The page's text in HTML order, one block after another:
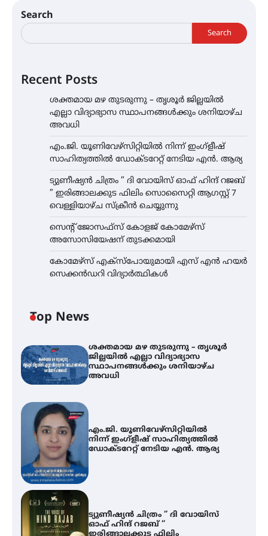
Search
Search
Recent Posts
ശക്തമായ മഴ തുടരുന്നു – തൃശൂർ ജില്ലയിൽ
എല്ലാ വിദ്യാഭ്യാസ സ്ഥാപനങ്ങൾക്കും ശനിയാഴ്ച
അവധി
എം.ജി. യൂണിവേഴ്‌സിറ്റിയിൽ നിന്ന് ഇംഗ്ളീഷ്
സാഹിത്യത്തിൽ ഡോക്ടറേറ്റ് നേടിയ എൻ. ആര്യ
ട്യുണീഷ്യൻ ചിത്രം ” ദി വോയിസ് ഓഫ് ഹിന്ദ് റജബ്
” ഇരിങ്ങാലക്കുട ഫിലിം സൊസൈറ്റി ആഗസ്റ്റ് 7
വെള്ളിയാഴ്ച സ്‌ക്രീൻ ചെയ്യുന്നു
സെന്റ് ജോസഫ്സ് കോളജ് കോമേഴ്‌സ്
അസോസിയേഷന് തുടക്കമായി
കോമേഴ്സ് എക്സ്പോയുമായി എസ് എൻ ഹയർ
സെക്കൻഡറി വിദ്യാർത്ഥികൾ
Top News
ശക്തമായ മഴ തുടരുന്നു – തൃശൂർ
ജില്ലയിൽ എല്ലാ വിദ്യാഭ്യാസ
സ്ഥാപനങ്ങൾക്കും ശനിയാഴ്ച
അവധി
എം.ജി. യൂണിവേഴ്‌സിറ്റിയിൽ
നിന്ന് ഇംഗ്ളീഷ് സാഹിത്യത്തിൽ
ഡോക്ടറേറ്റ് നേടിയ എൻ. ആര്യ
ട്യുണീഷ്യൻ ചിത്രം ” ദി വോയിസ്
ഓഫ് ഹിന്ദ് റജബ് ”